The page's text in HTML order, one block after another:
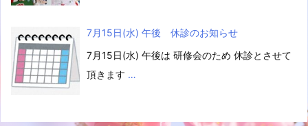
7月15日(水) 午後 休診のお知らせ
7月15日(水) 午後は 研修会のため 休診とさせて
頂きます …